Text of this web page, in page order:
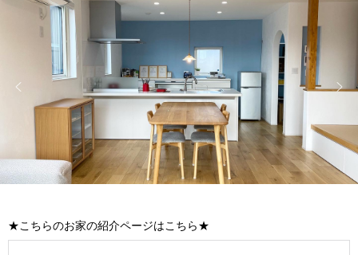
★こちらのお家の紹介ページはこちら★